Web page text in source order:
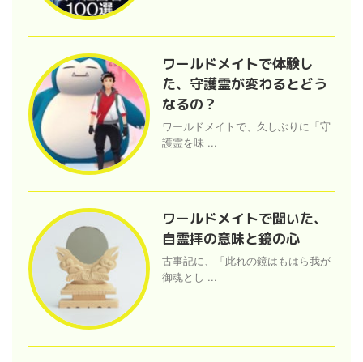
ワールドメイトで体験し
た、守護霊が変わるとどう
なるの？
ワールドメイトで、久しぶりに「守
護霊を味 ...
ワールドメイトで聞いた、
自霊拝の意味と鏡の心
古事記に、「此れの鏡はもはら我が
御魂とし ...